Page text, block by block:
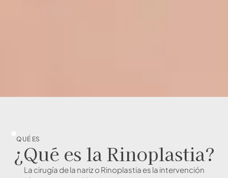
QUÉ ES
¿Qué es la Rinoplastia?
La cirugía de la nariz o Rinoplastia es la intervención